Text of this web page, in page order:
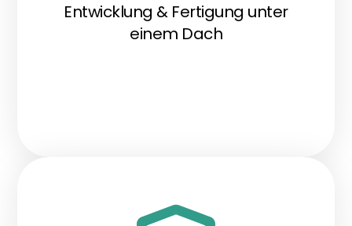
Entwicklung & Fertigung unter
einem Dach